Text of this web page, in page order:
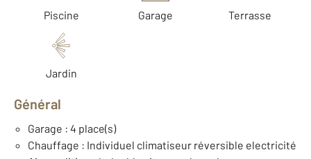
Piscine Garage Terrasse
Jardin
Général
Garage : 4 place(s)
Chauffage : Individuel climatiseur réversible electricité